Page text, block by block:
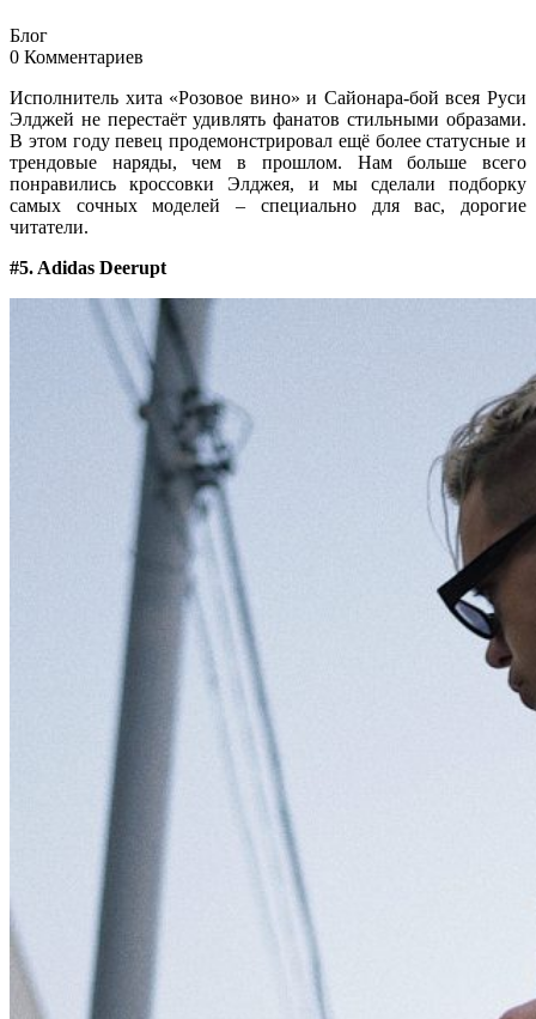
Блог
0 Комментариев
Исполнитель хита «Розовое вино» и Сайонара-бой всея Руси
Элджей не перестаёт удивлять фанатов стильными образами.
В этом году певец продемонстрировал ещё более статусные и
трендовые наряды, чем в прошлом. Нам больше всего
понравились кроссовки Элджея, и мы сделали подборку
самых сочных моделей – специально для вас, дорогие
читатели.
#5. Adidas Deerupt